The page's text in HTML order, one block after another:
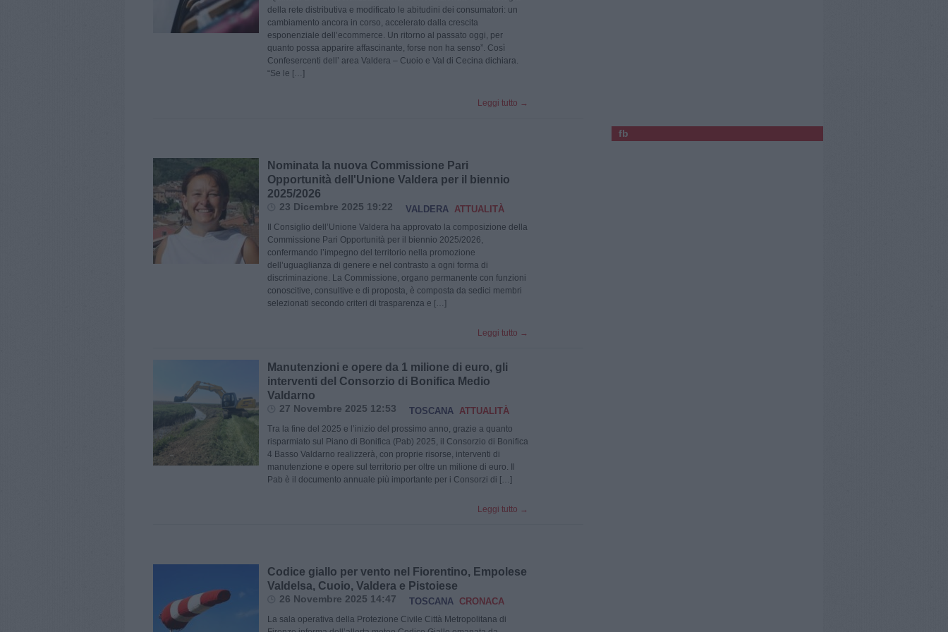
della rete distributiva e modificato le abitudini dei consumatori: un
cambiamento ancora in corso, accelerato dalla crescita
esponenziale dell’ecommerce. Un ritorno al passato oggi, per
quanto possa apparire affascinante, forse non ha senso”. Così
Confesercenti dell’ area Valdera – Cuoio e Val di Cecina dichiara.
“Se le […]
Leggi tutto →
Nominata la nuova Commissione Pari
Opportunità dell'Unione Valdera per il biennio
2025/2026
23 Dicembre 2025 19:22 VALDERA ATTUALITÀ
Il Consiglio dell’Unione Valdera ha approvato la composizione della
Commissione Pari Opportunità per il biennio 2025/2026,
confermando l’impegno del territorio nella promozione
dell’uguaglianza di genere e nel contrasto a ogni forma di
discriminazione. La Commissione, organo permanente con funzioni
conoscitive, consultive e di proposta, è composta da sedici membri
selezionati secondo criteri di trasparenza e […]
Leggi tutto →
Manutenzioni e opere da 1 milione di euro, gli
interventi del Consorzio di Bonifica Medio
Valdarno
27 Novembre 2025 12:53 TOSCANA ATTUALITÀ
Tra la fine del 2025 e l’inizio del prossimo anno, grazie a quanto
risparmiato sul Piano di Bonifica (Pab) 2025, il Consorzio di Bonifica
4 Basso Valdarno realizzerà, con proprie risorse, interventi di
manutenzione e opere sul territorio per oltre un milione di euro. Il
Pab è il documento annuale più importante per i Consorzi di […]
Leggi tutto →
Codice giallo per vento nel Fiorentino, Empolese
Valdelsa, Cuoio, Valdera e Pistoiese
26 Novembre 2025 14:47 TOSCANA CRONACA
La sala operativa della Protezione Civile Città Metropolitana di
fb